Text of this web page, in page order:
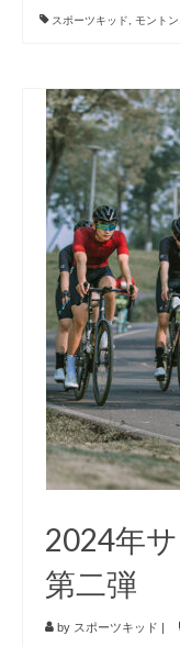
スポーツキッド モントン
2024年
第二弾
by スポーツキッド |